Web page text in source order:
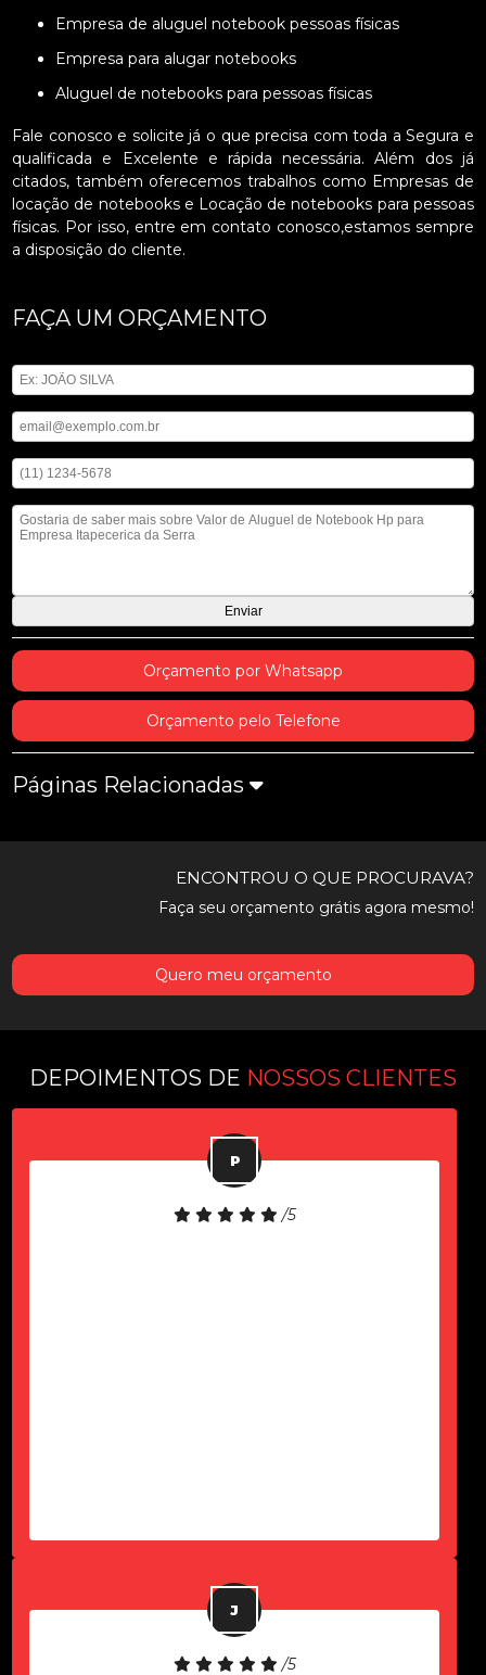
Empresa de aluguel notebook pessoas físicas
Empresa para alugar notebooks
Aluguel de notebooks para pessoas físicas
Fale conosco e solicite já o que precisa com toda a Segura e
qualificada e Excelente e rápida necessária. Além dos já
citados, também oferecemos trabalhos como Empresas de
locação de notebooks e Locação de notebooks para pessoas
físicas. Por isso, entre em contato conosco,estamos sempre
a disposição do cliente.
FAÇA UM ORÇAMENTO
Orçamento por Whatsapp
Orçamento pelo Telefone
Páginas Relacionadas
ENCONTROU O QUE PROCURAVA?
Faça seu orçamento grátis agora mesmo!
Quero meu orçamento
DEPOIMENTOS DE NOSSOS CLIENTES
/5
/5